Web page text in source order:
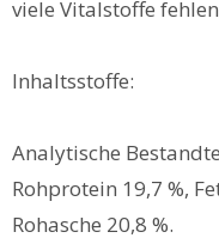
viele Vitalstoffe
Inhaltsstoffe:
Analytische
Rohprotein 19,7 %,
Rohasche 20,8 %.